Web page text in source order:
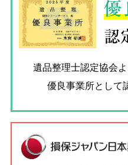
優
認
遺品整理士認定協会
優良事業所として